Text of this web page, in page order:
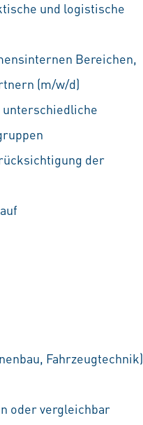
und logistische
Bereichen,
(m/w/d)
der
Fahrzeugtechnik)
oder vergleichbar